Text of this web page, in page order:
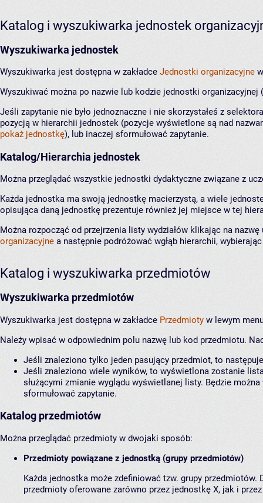
Katalog i wyszukiwarka jednostek
Wyszukiwarka jednostek
Wyszukiwarka jest dostępna w zakładce Jednostki organizacyjne
Wyszukiwać można po nazwie lub kodzie jednostki organizacyjnej
Jeśli zapytanie nie było jednoznaczne i nie skorzystałeś z
pozycją w hierarchii jednostek (pozycje wyświetlone są nad
pokaż jednostkę), lub inaczej sformułować zapytanie.
Katalog/Hierarchia jednostek
Można przeglądać wszystkie jednostki dydaktyczne związane z
Każda jednostka ma swoją jednostkę macierzystą, a wiele
opisująca daną jednostkę prezentuje również jej miejsce w tej
Można rozpocząć od przejrzenia listy wydziałów klikając na
organizacyjne a następnie podróżować wgłąb hierarchii,
Katalog i wyszukiwarka przedmiotów
Wyszukiwarka przedmiotów
Wyszukiwarka jest dostępna w zakładce Przedmioty w lewym
Należy wpisać w odpowiednim polu nazwę lub kod przedmiotu.
Jeśli znaleziono tylko jeden pasujący przedmiot, to
Jeśli znaleziono wiele wyników, to wyświetlona zostanie
służącymi zmianie wyglądu wyświetlanej listy. Będzie
sformułować zapytanie.
Katalog przedmiotów
Można przeglądać przedmioty w dwojaki sposób:
Przedmioty powiązane z jednostką (grupy przedmiotów)
Każda jednostka może zdefiniować tzw. grupy
przedmioty oferowane zarówno przez jednostkę X, jak i